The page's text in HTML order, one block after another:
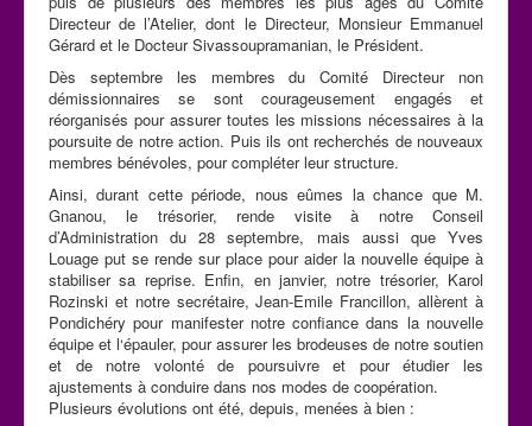
Directeur de l’Atelier, dont le Directeur, Monsieur Emmanuel
Gérard et le Docteur Sivassoupramanian, le Président.
Dès septembre les membres du Comité Directeur non
démissionnaires se sont courageusement engagés et
réorganisés pour assurer toutes les missions nécessaires à la
poursuite de notre action. Puis ils ont recherchés de nouveaux
membres bénévoles, pour compléter leur structure.
Ainsi, durant cette période, nous eûmes la chance que M.
Gnanou, le trésorier, rende visite à notre Conseil
d’Administration du 28 septembre, mais aussi que Yves
Louage put se rende sur place pour aider la nouvelle équipe à
stabiliser sa reprise. Enfin, en janvier, notre trésorier, Karol
Rozinski et notre secrétaire, Jean-Emile Francillon, allèrent à
Pondichéry pour manifester notre confiance dans la nouvelle
équipe et l‘épauler, pour assurer les brodeuses de notre soutien
et de notre volonté de poursuivre et pour étudier les
ajustements à conduire dans nos modes de coopération.
Plusieurs évolutions ont été, depuis, menées à bien :